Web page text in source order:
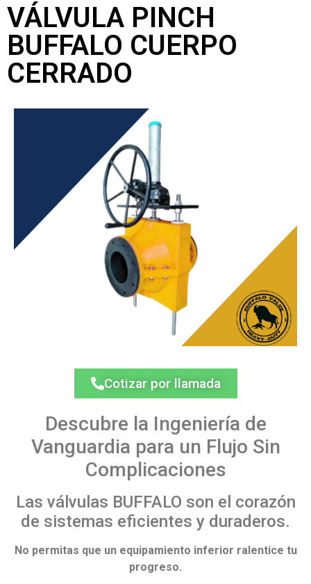
VÁLVULA PINCH
BUFFALO CUERPO
CERRADO
Descubre la Ingeniería de
Vanguardia para un Flujo Sin
Complicaciones
Las válvulas BUFFALO son el corazón
de sistemas eficientes y duraderos.
No permitas que un equipamiento inferior ralentice tu
progreso.
Cotizar por llamada